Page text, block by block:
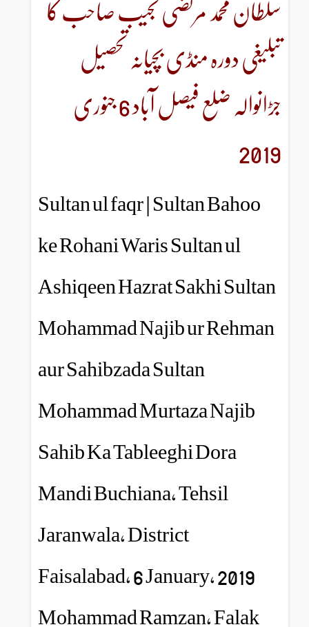
مرتضٰی نجیب صاحب کا
منڈی بچیانہ تحصیل
جڑانوالہ ضلع فیصل آباد 6 جنوری
Sultan ul faqr | Sultan
ke Rohani Waris
Ashiqeen Hazrat
Mohammad Najib ur
aur Sahibzada Sultan
Mohammad Murtaza
Sahib Ka Tableeghi
Mandi Buchiana,
Jaranwala, District
Faisalabad, 6 January,
Mohammad Ramzan,